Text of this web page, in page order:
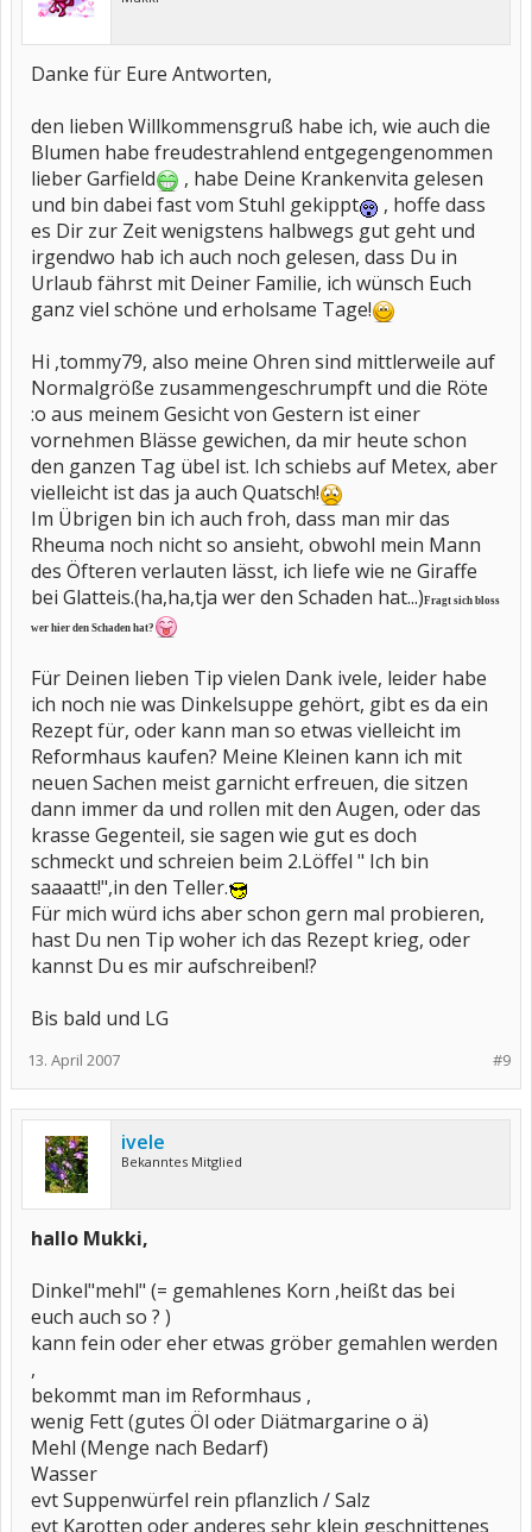
Danke für Eure Antworten,
den lieben Willkommensgruß habe ich, wie auch die
Blumen habe freudestrahlend entgegengenommen
lieber Garfield
, habe Deine Krankenvita gelesen
und bin dabei fast vom Stuhl gekippt
, hoffe dass
es Dir zur Zeit wenigstens halbwegs gut geht und
irgendwo hab ich auch noch gelesen, dass Du in
Urlaub fährst mit Deiner Familie, ich wünsch Euch
ganz viel schöne und erholsame Tage!
Hi ,tommy79, also meine Ohren sind mittlerweile auf
Normalgröße zusammengeschrumpft und die Röte
:o aus meinem Gesicht von Gestern ist einer
vornehmen Blässe gewichen, da mir heute schon
den ganzen Tag übel ist. Ich schiebs auf Metex, aber
vielleicht ist das ja auch Quatsch!
Im Übrigen bin ich auch froh, dass man mir das
Rheuma noch nicht so ansieht, obwohl mein Mann
des Öfteren verlauten lässt, ich liefe wie ne Giraffe
bei Glatteis.(ha,ha,tja wer den Schaden hat...)Fragt sich bloss
wer hier den Schaden hat?
Für Deinen lieben Tip vielen Dank ivele, leider habe
ich noch nie was Dinkelsuppe gehört, gibt es da ein
Rezept für, oder kann man so etwas vielleicht im
Reformhaus kaufen? Meine Kleinen kann ich mit
neuen Sachen meist garnicht erfreuen, die sitzen
dann immer da und rollen mit den Augen, oder das
krasse Gegenteil, sie sagen wie gut es doch
schmeckt und schreien beim 2.Löffel " Ich bin
saaaatt!",in den Teller.
Für mich würd ichs aber schon gern mal probieren,
hast Du nen Tip woher ich das Rezept krieg, oder
kannst Du es mir aufschreiben!?
Bis bald und LG
#9
13. April 2007
ivele
Bekanntes Mitglied
hallo Mukki,
Dinkel"mehl" (= gemahlenes Korn ,heißt das bei
euch auch so ? )
kann fein oder eher etwas gröber gemahlen werden
,
bekommt man im Reformhaus ,
wenig Fett (gutes Öl oder Diätmargarine o ä)
Mehl (Menge nach Bedarf)
Wasser
evt Suppenwürfel rein pflanzlich / Salz
evt Karotten oder anderes sehr klein geschnittenes